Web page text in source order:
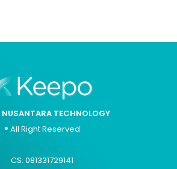
NUSANTARA TECHNOLOGY
® All Right Reserved
CS: 081331729141